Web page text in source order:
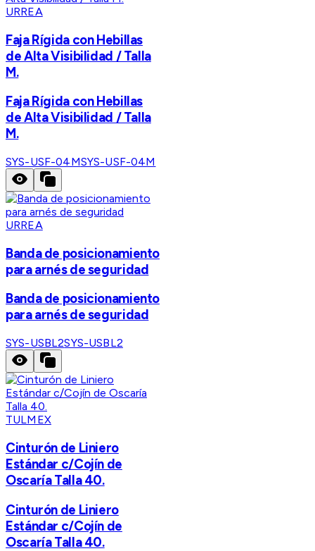
URREA
Faja Rígida con Hebillas
de Alta Visibilidad / Talla
M.
Faja Rígida con Hebillas
de Alta Visibilidad / Talla
M.
SYS-USF-04MSYS-USF-04M
URREA
Banda de posicionamiento
para arnés de seguridad
Banda de posicionamiento
para arnés de seguridad
SYS-USBL2SYS-USBL2
TULMEX
Cinturón de Liniero
Estándar c/Cojín de
Oscaría Talla 40.
Cinturón de Liniero
Estándar c/Cojín de
Oscaría Talla 40.